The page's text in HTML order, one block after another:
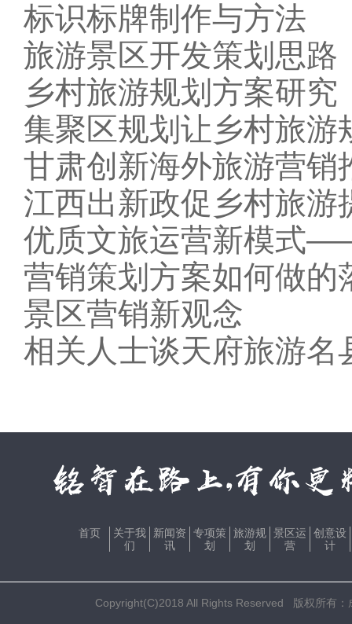
标识标牌制作与方法
旅游景区开发策划思路
乡村旅游规划方案研究
集聚区规划让乡村旅游
甘肃创新海外旅游营销
江西出新政促乡村旅游
优质文旅运营新模式
营销策划方案如何做的
景区营销新观念
相关人士谈天府旅游名
首页
关于我
们
新闻资
讯
专项策
划
旅游规
划
景区运
营
创意设
计
Copyright(C)2018 All Rights Reserved 版权所有